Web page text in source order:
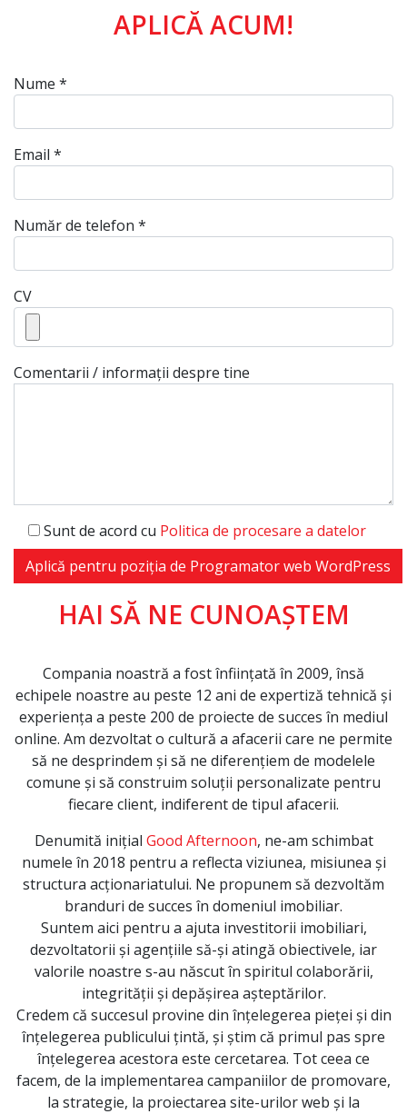
APLICĂ ACUM!
Nume *
Email *
Număr de telefon *
CV
Comentarii / informații despre tine
Sunt de acord cu Politica de procesare a datelor
Alternative:HAI SĂ NE CUNOAȘTEM
Compania noastră a fost înființată în 2009, însă
echipele noastre au peste 12 ani de expertiză tehnică și
experiența a peste 200 de proiecte de succes în mediul
online. Am dezvoltat o cultură a afacerii care ne permite
să ne desprindem și să ne diferențiem de modelele
comune și să construim soluții personalizate pentru
fiecare client, indiferent de tipul afacerii.
Denumită inițial Good Afternoon, ne-am schimbat
numele în 2018 pentru a reflecta viziunea, misiunea și
structura acționariatului. Ne propunem să dezvoltăm
branduri de succes în domeniul imobiliar.
Suntem aici pentru a ajuta investitorii imobiliari,
dezvoltatorii și agențiile să-și atingă obiectivele, iar
valorile noastre s-au născut în spiritul colaborării,
integrității și depășirea așteptărilor.
Credem că succesul provine din înțelegerea pieței și din
înțelegerea publicului țintă, și știm că primul pas spre
înțelegerea acestora este cercetarea. Tot ceea ce
facem, de la implementarea campaniilor de promovare,
la strategie, la proiectarea site-urilor web și la